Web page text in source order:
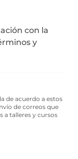
con la
y
de acuerdo a estos
de correos que
a talleres y cursos